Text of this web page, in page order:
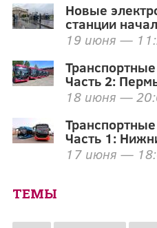
Новые
станции
19 июня —
Часть 2:
18 июня —
Часть 1:
17 июня —
ТЕМЫ